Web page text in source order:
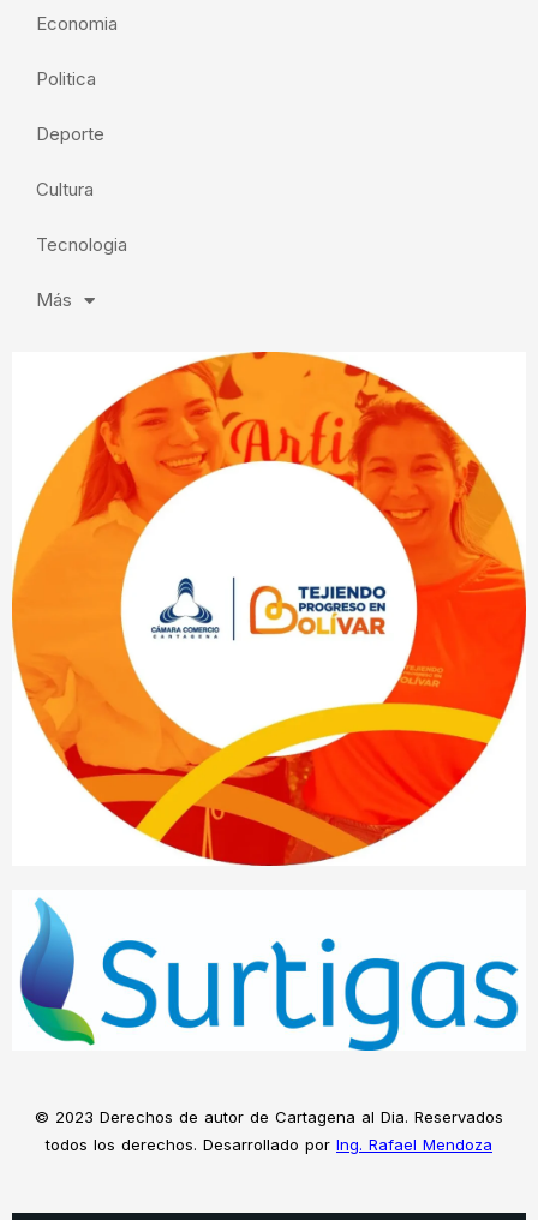
Economia
Politica
Deporte
Cultura
Tecnologia
Más
© 2023 Derechos de autor de Cartagena al Dia. Reservados
todos los derechos. Desarrollado por Ing. Rafael Mendoza